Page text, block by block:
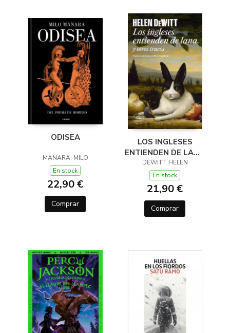
ODISEA
MANARA, MILO
En stock
22,90 €
Comprar
LOS INGLESES
ENTIENDEN DE LANA
(Y OTROS TRUCOS)
DEWITT, HELEN
En stock
21,90 €
Comprar